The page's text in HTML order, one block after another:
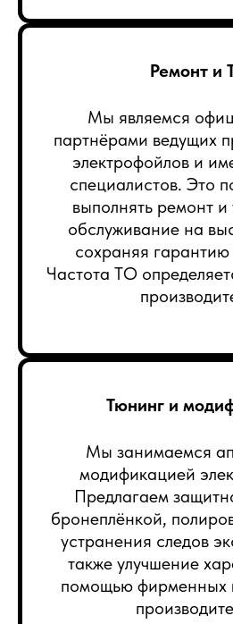
Ремонт и
Мы являемся
партнёрами ведущих
электрофойлов и
специалистов. Это
выполнять ремонт и
обслуживание на
сохраняя гарантию
Частота ТО
Тюнинг и
Мы занимаемся
модификацией
Предлагаем
бронеплёнкой,
устранения следов
также улучшение
помощью фирменных